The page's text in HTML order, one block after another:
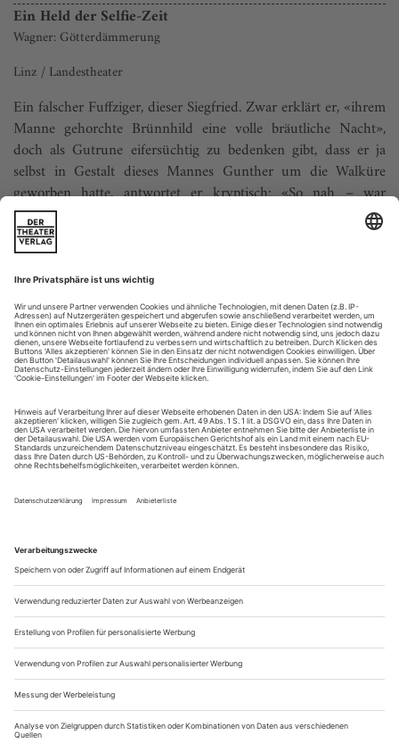
Ein Held der Selfie-Zeit
Wagner: Götterdämmerung
Linz / Landestheater
Ein falscher Fuffziger, dieser Siegfried. Zwar erklärt er, «ihrem
Manne gehorchte Brünnhild eine volle bräutliche Nacht»,
doch als Gutrune eifersüchtig zu bedenken gibt, dass er ja
selbst in Gestalt dieses Mannes Gunther um die Walküre
geworben hatte, antwortet er kryptisch: «So nah – war
Brünnhild ihm fern». Banal gesagt: «Okay, Honey, ich hab mit
ihr geschlafen –...
«Ich war nie vorsichtig»
Als wir uns in einem kargen Nebenraum des Berliner Schiller
Theaters treffen, hat DMITRI TCHERNIAKOV bereits den ganzen
Tag Wagner geprobt. Die gerade überstandene Grippe steht ihm noch
ins Gesicht geschrieben,aber von Müdigkeit oder Erschöpfung keine
Spur. Wenn es um Theater oder Oper geht, sprudelt es nur so aus ihm
heraus. Ein Gespräch über Kinder- und Studienjahre in Moskau, über
Komplexe und Obsessionen, die fremd-vertraute Heimat und
«Parsifal» als persönliche Prüfung
Regisseure, Bühnenbildner, Operndirektoren und
«politisches Musiktheater heute» diskutiert. Können Sie
mit diesem Begriff etwas anfangen? Hat er eine
Bedeutung für Ihre Arbeit?
(überlegt lange) Es gab vielleicht mal Zeiten, in denen dieser
Begriff wichtig war....
Zur Kenntlichkeit entstellt
Strauss’ «Daphne» in Basel: Hans Drewanz steuert Orchesterpastell,
Christof Loy die beklemmend dichte Szene bei